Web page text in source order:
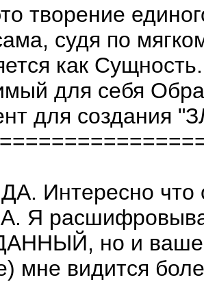
творение
судя по
как
для себя
для создания
Интересно что
Я
но и
мне видится